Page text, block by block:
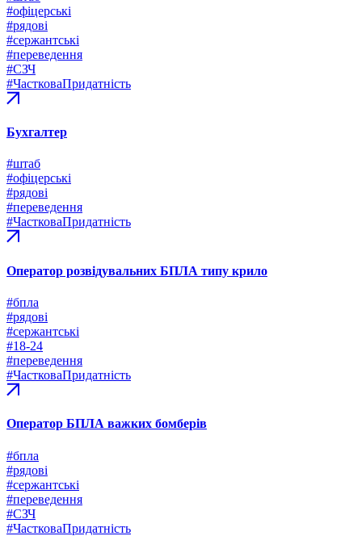
#офіцерські
#рядові
#сержантські
#переведення
#СЗЧ
#ЧастковаПридатність
Бухгалтер
#штаб
#офіцерські
#рядові
#переведення
#ЧастковаПридатність
Оператор розвідувальних БПЛА типу крило
#бпла
#рядові
#сержантські
#18-24
#переведення
#ЧастковаПридатність
Оператор БПЛА важких бомберів
#бпла
#рядові
#сержантські
#переведення
#СЗЧ
#ЧастковаПридатність